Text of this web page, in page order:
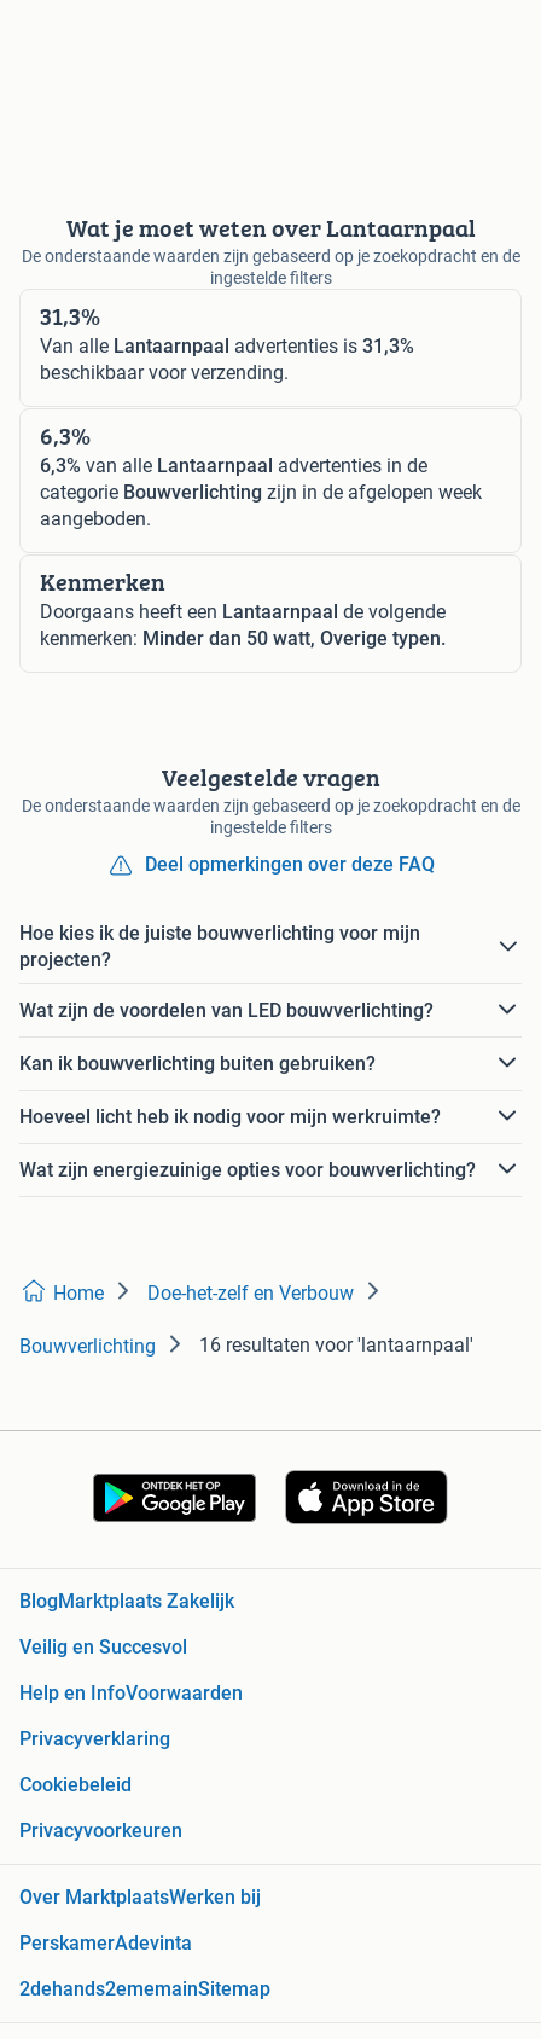
Wat je moet weten over Lantaarnpaal
De onderstaande waarden zijn gebaseerd op je zoekopdracht en de
ingestelde filters
31,3%
Van alle Lantaarnpaal advertenties is 31,3%
beschikbaar voor verzending.
6,3%
6,3% van alle Lantaarnpaal advertenties in de
categorie Bouwverlichting zijn in de afgelopen week
aangeboden.
Kenmerken
Doorgaans heeft een Lantaarnpaal de volgende
kenmerken: Minder dan 50 watt, Overige typen.
Veelgestelde vragen
De onderstaande waarden zijn gebaseerd op je zoekopdracht en de
ingestelde filters
Deel opmerkingen over deze FAQ
Hoe kies ik de juiste bouwverlichting voor mijn
projecten?
Wat zijn de voordelen van LED bouwverlichting?
Kan ik bouwverlichting buiten gebruiken?
Hoeveel licht heb ik nodig voor mijn werkruimte?
Wat zijn energiezuinige opties voor bouwverlichting?
Home Doe-het-zelf en Verbouw
Bouwverlichting 16 resultaten voor 'lantaarnpaal'
Blog Marktplaats Zakelijk
Veilig en Succesvol
Help en InfoVoorwaarden
Privacyverklaring
Cookiebeleid
Privacyvoorkeuren
Over MarktplaatsWerken bij
PerskamerAdevinta
2dehands2ememainSitemap